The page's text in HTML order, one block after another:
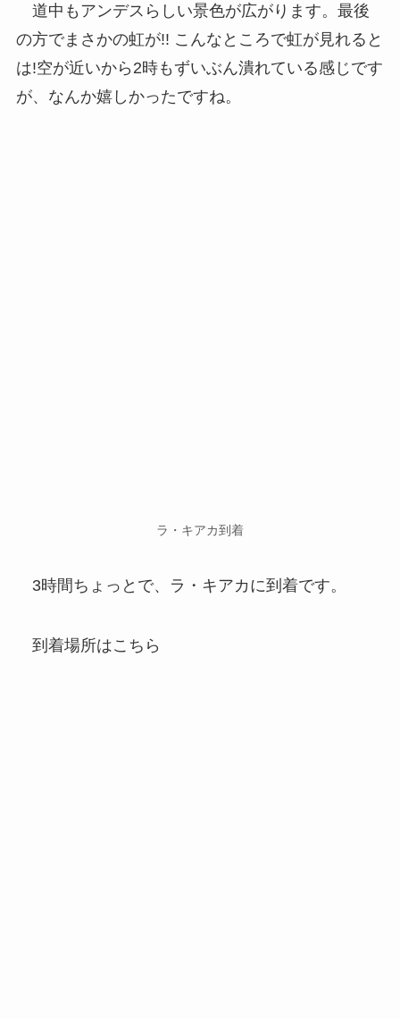
道中もアンデスらしい景色が広がります。最後
の方でまさかの虹が!! こんなところで虹が見れると
は!空が近いから2時もずいぶん潰れている感じです
が、なんか嬉しかったですね。
ラ・キアカ到着
3時間ちょっとで、ラ・キアカに到着です。
到着場所はこちら